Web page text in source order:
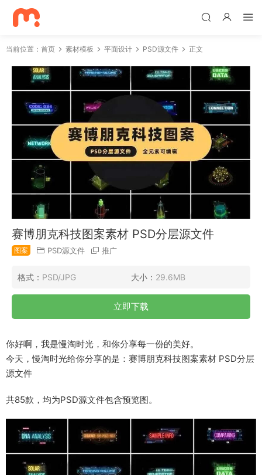
当前位置： 首页 素材模板 平面设计 PSD源文件 正文
赛博朋克科技图案素材 PSD分层源文件
图案 PSD源文件 推广
格式： PSD/JPG 大小： 29.6MB
立即下载
你好啊，我是慢淘时光，和你分享每一份的美好。
今天，慢淘时光给你分享的是：赛博朋克科技图案素材 PSD分层
源文件
共85款，均为PSD源文件包含预览图。